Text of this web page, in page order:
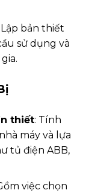
Lập bản thiết
sử dụng và
thiết: Tính
máy và lựa
tủ điện ABB,
việc chọn